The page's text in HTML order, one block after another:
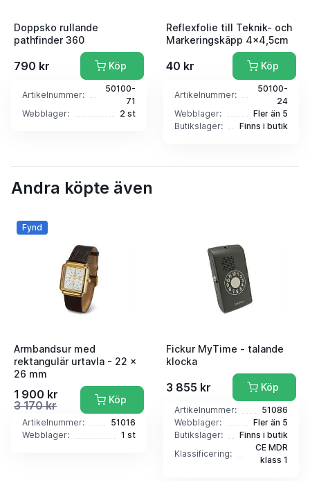
Doppsko rullande
pathfinder 360
790 kr Köp
Artikelnummer:
50100-
71
Webblager:
2 st
Reflexfolie till Teknik- och
Markeringskäpp 4x4,5cm
40 kr Köp
Artikelnummer:
50100-
24
Webblager:
Fler än 5
Butikslager:
Finns i butik
Andra köpte även
Fynd
Armbandsur med
rektangulär urtavla - 22 x
26 mm
1 900 kr
3 170 kr
Köp
Artikelnummer:
51016
Webblager:
1 st
Fickur MyTime - talande
klocka
3 855 kr Köp
Artikelnummer:
51086
Webblager:
Fler än 5
Butikslager:
Finns i butik
Klassificering:
CE MDR
klass 1